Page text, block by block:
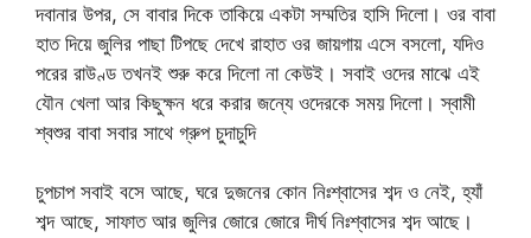
দবানার উপর, সে বাবার দিকে তাকিয়ে একটা সম্মতির হাসি দিলো। ওর বাবা
হাত দিয়ে জুলির পাছা টিপছে দেখে রাহাত ওর জায়গায় এসে বসলো, যদিও
পরের রাউণ্ড তখনই শুরু করে দিলো না কেউই। সবাই ওদের মাঝে এই
যৌন খেলা আর কিছুক্ষন ধরে করার জন্যে ওদেরকে সময় দিলো। স্বামী
শ্বশুর বাবা সবার সাথে গ্রুপ চুদাচুদি
চুপচাপ সবাই বসে আছে, ঘরে দুজনের কোন নিঃশ্বাসের শব্দ ও নেই, হ্যাঁ
শব্দ আছে, সাফাত আর জুলির জোরে জোরে দীর্ঘ নিঃশ্বাসের শব্দ আছে।